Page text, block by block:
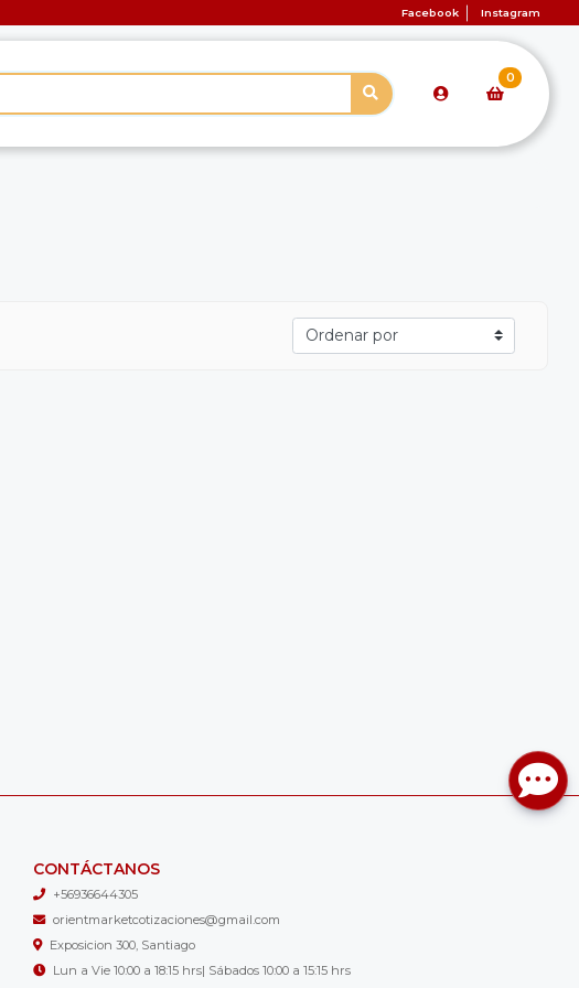
Facebook Instagram
0
CONTÁCTANOS
+56936644305
orientmarketcotizaciones@gmail.com
Exposicion 300, Santiago
Lun a Vie 10:00 a 18:15 hrs| Sábados 10:00 a 15:15 hrs